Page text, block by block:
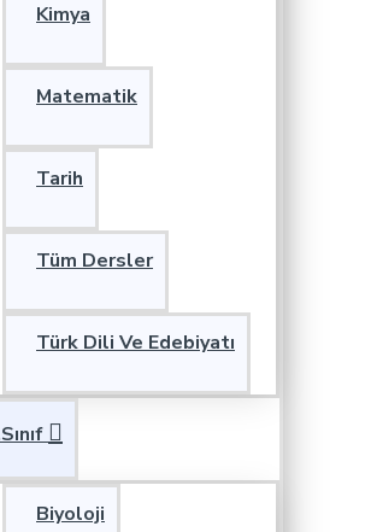
Kimya
Matematik
Tarih
Tüm Dersler
Türk Dili Ve Edebiyatı
Biyoloji